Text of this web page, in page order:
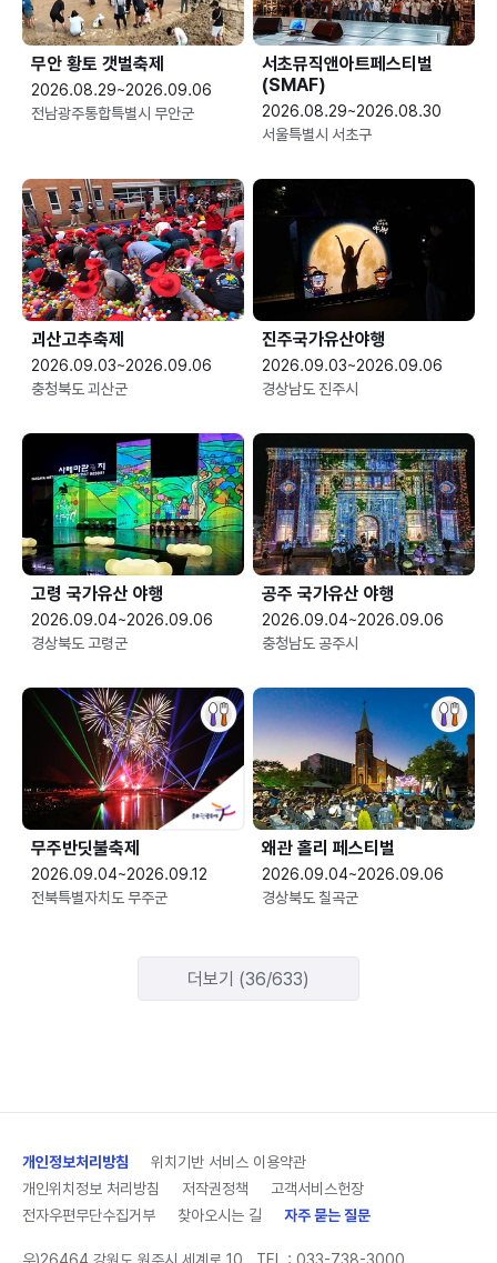
무안 황토 갯벌축제
2026.08.29~2026.09.06
전남광주통합특별시 무안군
서초뮤직앤아트페스티벌
(SMAF)
2026.08.29~2026.08.30
서울특별시 서초구
괴산고추축제
2026.09.03~2026.09.06
충청북도 괴산군
진주국가유산야행
2026.09.03~2026.09.06
경상남도 진주시
고령 국가유산 야행
2026.09.04~2026.09.06
경상북도 고령군
공주 국가유산 야행
2026.09.04~2026.09.06
충청남도 공주시
무주반딧불축제
2026.09.04~2026.09.12
전북특별자치도 무주군
왜관 홀리 페스티벌
2026.09.04~2026.09.06
경상북도 칠곡군
더보기 (36/633)
개인정보처리방침
위치기반 서비스 이용약관
개인위치정보 처리방침
저작권정책
고객서비스헌장
전자우편무단수집거부
찾아오시는 길 자주 묻는 질문